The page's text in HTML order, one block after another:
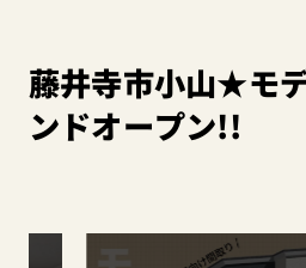
藤井寺市小山★モ
ンドオープン!!